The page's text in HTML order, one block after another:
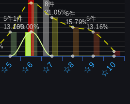
☆5 ☆6 ☆7 ☆8 ☆9 ☆10
1件
100.00%
5件
13.16%
8件
21.05%6件
15.79%5件
13.16%